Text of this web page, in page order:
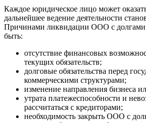
Каждое юридическое лицо может
дальнейшее ведение деятельности
Причинами ликвидации ООО с долгами
быть:
отсутствие финансовых
текущих обязательств;
долговые обязательства перед
коммерческими структурами;
изменение направления бизнеса
утрата платежеспособности и
рассчитаться с кредиторами;
необходимость закрыть ООО с